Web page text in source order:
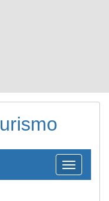
Toggle
navigation